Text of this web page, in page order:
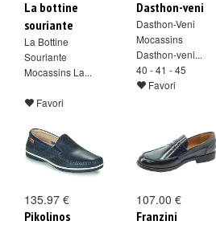
La bottine
souriante
La Bottine
Souriante
Mocassins La...
Favori
Dasthon-veni
Dasthon-Veni
Mocassins
Dasthon-veni...
40 - 41 - 45
Favori
135.97 €
Pikolinos
107.00 €
Franzini